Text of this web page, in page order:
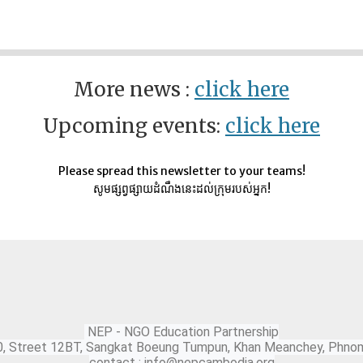
More news : click here
Upcoming events: click here
Please spread this newsletter to your teams!
សូមផ្សព្វផ្សាយដំណឹងនេះដល់ក្រុមរបស់អ្នក!
NEP - NGO Education Partnership
Street 12BT, Sangkat Boeung Tumpun, Khan Meanchey,